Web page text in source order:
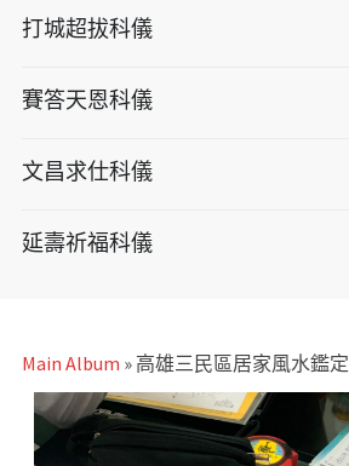
打城超拔科儀
賽答天恩科儀
文昌求仕科儀
延壽祈福科儀
Main Album » 高雄三民區居家風水鑑定